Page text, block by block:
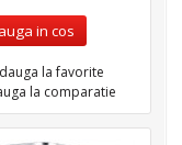
in cos
la favorite
la comparatie